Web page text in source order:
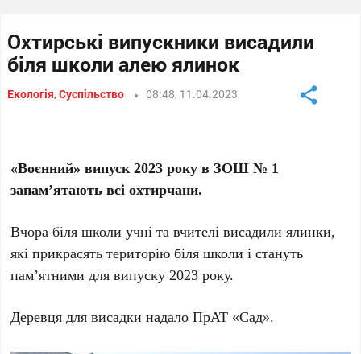
Охтирські випускники висадили
біля школи алею ялинок
Екологія,Суспільство 08:48, 11.04.2023
«Воєнний» випуск 2023 року в ЗОШ № 1
запам’ятають всі охтирчани.
Вчора біля школи учні та вчителі висадили ялинки,
які прикрасять територію біля школи і стануть
пам’ятними для випуску 2023 року.
Деревця для висадки надало ПрАТ «Сад».